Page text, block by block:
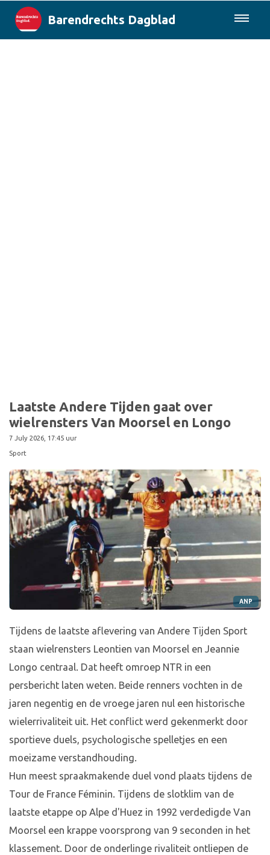
Barendrechts Dagblad
Laatste Andere Tijden gaat over
wielrensters Van Moorsel en Longo
7 July 2026, 17:45 uur
Sport
ANP
Tijdens de laatste aflevering van Andere Tijden Sport
staan wielrensters Leontien van Moorsel en Jeannie
Longo centraal. Dat heeft omroep NTR in een
persbericht laten weten. Beide renners vochten in de
jaren negentig en de vroege jaren nul een historische
wielerrivaliteit uit. Het conflict werd gekenmerkt door
sportieve duels, psychologische spelletjes en een
moeizame verstandhouding.
Hun meest spraakmakende duel vond plaats tijdens de
Tour de France Féminin. Tijdens de slotklim van de
laatste etappe op Alpe d'Huez in 1992 verdedigde Van
Moorsel een krappe voorsprong van 9 seconden in het
klassement. Door de onderlinge rivaliteit ontliepen de